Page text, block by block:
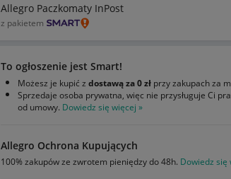
Allegro Paczkomaty InPost
z pakietem
To ogłoszenie jest Smart!
Możesz je kupić z dostawą za 0 zł przy zakupach za
Sprzedaje osoba prywatna, więc nie przysługuje Ci
od umowy. Dowiedz się więcej »
Allegro Ochrona Kupujących
100% zakupów ze zwrotem pieniędzy do 48h. Dowiedz się